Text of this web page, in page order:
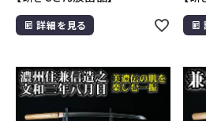
詳細を見る